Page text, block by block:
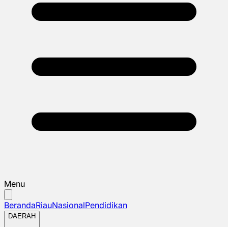
Menu
BerandaRiauNasionalPendidikan
DAERAH